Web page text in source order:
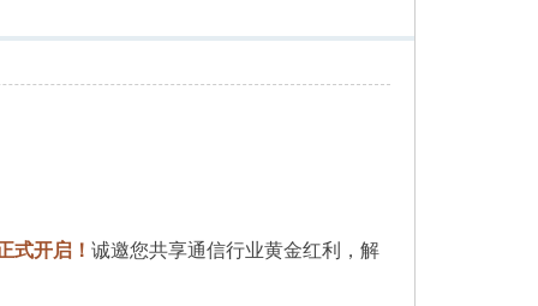
式开启！ 诚邀您共享通信行业黄金红利，解